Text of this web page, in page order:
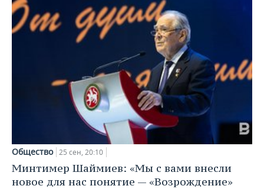
Общество 25 сен, 20:10
Минтимер Шаймиев: «Мы с вами внесли
новое для нас понятие — «Возрождение»